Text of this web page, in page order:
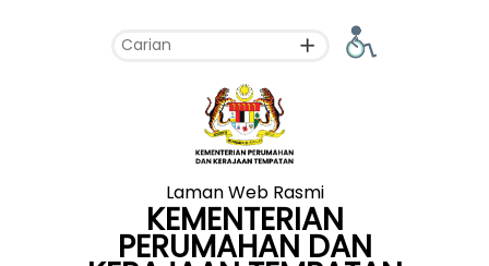
Laman Web Rasmi
KEMENTERIAN
PERUMAHAN DAN